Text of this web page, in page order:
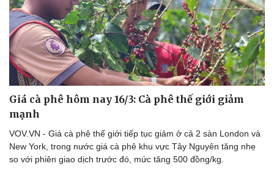
Doanh nghiệp
Thông tin doanh nghiệp
Doanh nghiệp 24h
Doanh nhân
Vì cộng đồng
Công nghệ
Sành điệu
Tin Công nghệ
Trải nghiệm
Giá cà phê hôm nay 16/3: Cà phê thế giới giảm
mạnh
VOV.VN - Giá cà phê thế giới tiếp tục giảm ở cả 2 sàn London và
New York, trong nước giá cà phê khu vực Tây Nguyên tăng nhẹ
so với phiên giao dịch trước đó, mức tăng 500 đồng/kg.